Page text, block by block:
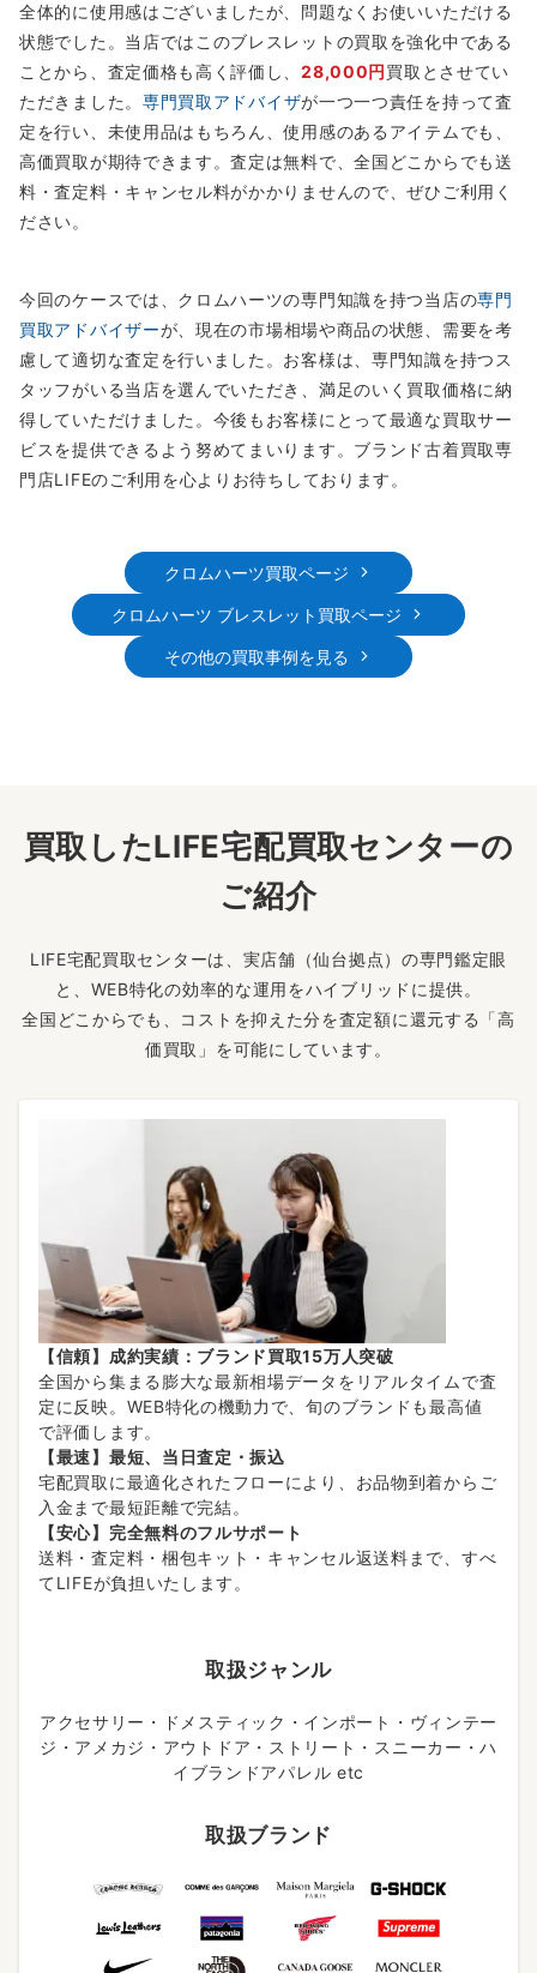
全体的に使用感はございましたが、問題なくお使いいただける
状態でした。当店ではこのブレスレットの買取を強化中である
ことから、査定価格も高く評価し、28,000円買取とさせてい
ただきました。 専門買取アドバイザが一つ一つ責任を持って査
定を行い、未使用品はもちろん、使用感のあるアイテムでも、
高価買取が期待できます。査定は無料で、全国どこからでも送
料・査定料・キャンセル料がかかりませんので、ぜひご利用く
ださい。
今回のケースでは、クロムハーツの専門知識を持つ当店の専門
買取アドバイザーが、現在の市場相場や商品の状態、需要を考
慮して適切な査定を行いました。お客様は、専門知識を持つス
タッフがいる当店を選んでいただき、満足のいく買取価格に納
得していただけました。今後もお客様にとって最適な買取サー
ビスを提供できるよう努めてまいります。ブランド古着買取専
門店LIFEのご利用を心よりお待ちしております。
クロムハーツ買取ページ
クロムハーツ ブレスレット買取ページ
その他の買取事例を見る
買取したLIFE宅配買取センターの
ご紹介
LIFE宅配買取センターは、実店舗（仙台拠点）の専門鑑定眼
と、WEB特化の効率的な運用をハイブリッドに提供。
全国どこからでも、コストを抑えた分を査定額に還元する「高
価買取」を可能にしています。
【信頼】成約実績：ブランド買取15万人突破
全国から集まる膨大な最新相場データをリアルタイムで査
定に反映。WEB特化の機動力で、旬のブランドも最高値
で評価します。
【最速】最短、当日査定・振込
宅配買取に最適化されたフローにより、お品物到着からご
入金まで最短距離で完結。
【安心】完全無料のフルサポート
送料・査定料・梱包キット・キャンセル返送料まで、すべ
てLIFEが負担いたします。
取扱ジャンル
アクセサリー・ドメスティック・インポート・ヴィンテー
ジ・アメカジ・アウトドア・ストリート・スニーカー・ハ
イブランドアパレル etc
取扱ブランド